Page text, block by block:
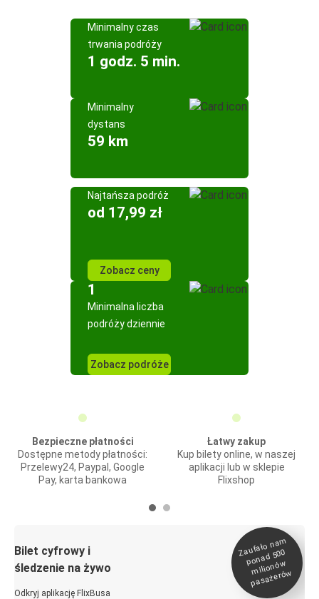
Minimalny czas
trwania podróży
1 godz. 5 min.
Minimalny
dystans
59 km
Najtańsza podróż
od 17,99 zł
Zobacz ceny
1
Minimalna liczba
podróży dziennie
Zobacz podróże
Bezpieczne płatności
Dostępne metody płatności:
Przelewy24, Paypal, Google
Pay, karta bankowa
Łatwy zakup
Kup bilety online, w naszej
aplikacji lub w sklepie
Flixshop
Bilet cyfrowy i
śledzenie na żywo
Odkryj aplikację FlixBusa
Zaufało na
m
ponad 500
milionó
w
pasażeró
w